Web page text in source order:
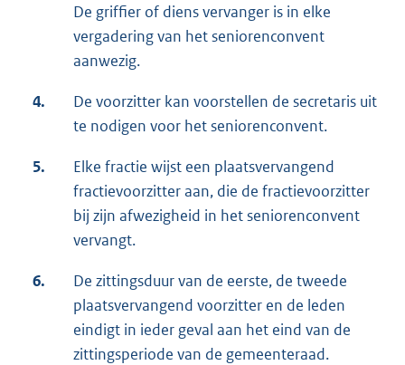
De griffier of diens vervanger is in elke
vergadering van het seniorenconvent
aanwezig.
4.
De voorzitter kan voorstellen de secretaris uit
te nodigen voor het seniorenconvent.
5.
Elke fractie wijst een plaatsvervangend
fractievoorzitter aan, die de fractievoorzitter
bij zijn afwezigheid in het seniorenconvent
vervangt.
6.
De zittingsduur van de eerste, de tweede
plaatsvervangend voorzitter en de leden
eindigt in ieder geval aan het eind van de
zittingsperiode van de gemeenteraad.